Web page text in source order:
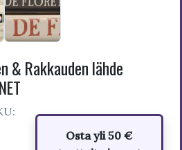
& Rakkauden lähde
Osta yli 50 €